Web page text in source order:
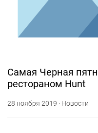
Самая Черная
рестораном Hunt
28 ноября 2019 · Новости